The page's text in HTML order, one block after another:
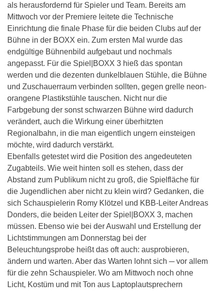
als herausfordernd für Spieler und Team. Bereits am
Mittwoch vor der Premiere leitete die Technische
Einrichtung die finale Phase für die beiden Clubs auf der
Bühne in der BOXX ein. Zum ersten Mal wurde das
endgültige Bühnenbild aufgebaut und nochmals
angepasst. Für die Spiel|BOXX 3 hieß das spontan
werden und die dezenten dunkelblauen Stühle, die Bühne
und Zuschauerraum verbinden sollten, gegen grelle neon-
orangene Plastikstühle tauschen. Nicht nur die
Farbgebung der sonst schwarzen Bühne wird dadurch
verändert, auch die Wirkung einer überhitzten
Regionalbahn, in die man eigentlich ungern einsteigen
möchte, wird dadurch verstärkt.
Ebenfalls getestet wird die Position des angedeuteten
Zugabteils. Wie weit hinten soll es stehen, dass der
Abstand zum Publikum nicht zu groß, die Spielfläche für
die Jugendlichen aber nicht zu klein wird? Gedanken, die
sich Schauspielerin Romy Klötzel und KBB-Leiter Andreas
Donders, die beiden Leiter der Spiel|BOXX 3, machen
müssen. Ebenso wie bei der Auswahl und Erstellung der
Lichtstimmungen am Donnerstag bei der
Beleuchtungsprobe heißt das oft auch: ausprobieren,
ändern und warten. Aber das Warten lohnt sich ─ vor allem
für die zehn Schauspieler. Wo am Mittwoch noch ohne
Licht, Kostüm und mit Ton aus Laptoplautsprechern